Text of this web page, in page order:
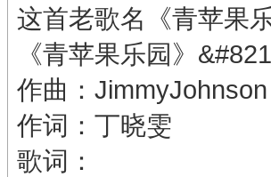
这首老歌名《青苹果乐
《青苹果乐园》
作曲：JimmyJohnson
作词：丁晓雯
歌词：